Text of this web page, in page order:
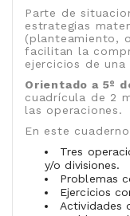
Parte de
estrategias
(planteamiento,
facilitan la
ejercicios de
Orientado a 5º
cuadrícula de 2
las operaciones.
En este
Tres
y/o divisiones.
Problemas
Ejercicios
Actividades